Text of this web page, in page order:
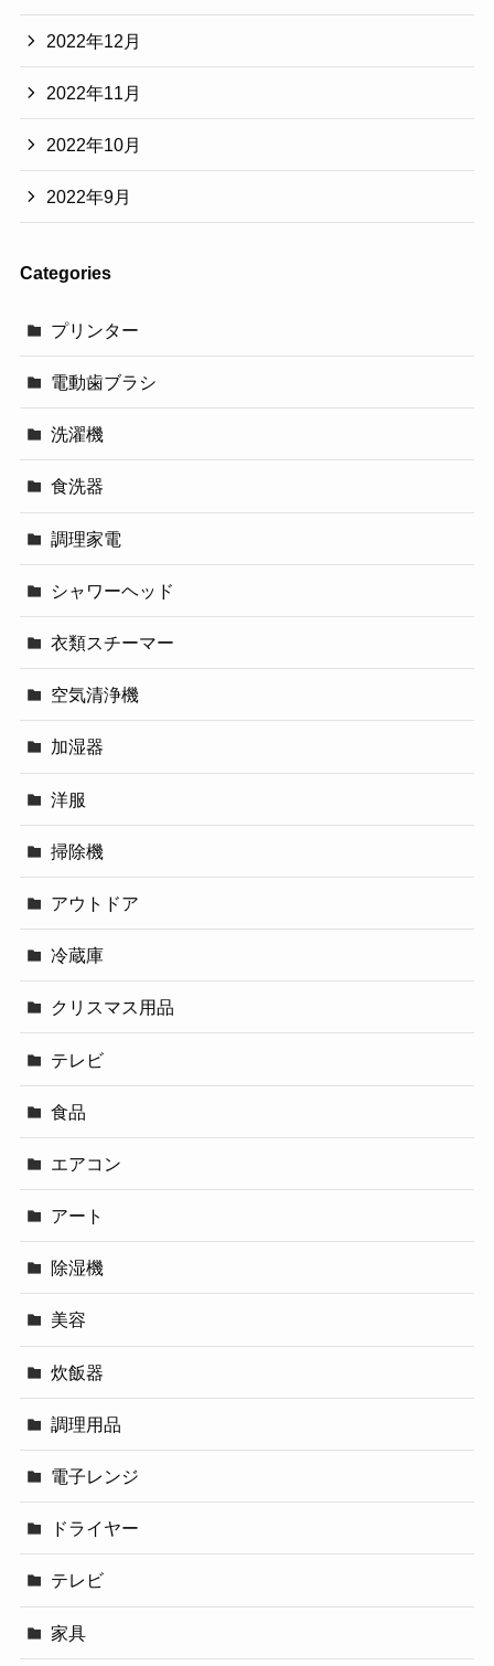
2022年12月
2022年11月
2022年10月
2022年9月
Categories
プリンター
電動歯ブラシ
洗濯機
食洗器
調理家電
シャワーヘッド
衣類スチーマー
空気清浄機
加湿器
洋服
掃除機
アウトドア
冷蔵庫
クリスマス用品
テレビ
食品
エアコン
アート
除湿機
美容
炊飯器
調理用品
電子レンジ
ドライヤー
テレビ
家具